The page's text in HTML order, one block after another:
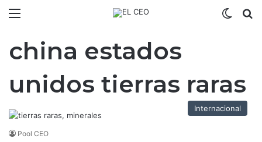
china estados
unidos tierras raras
Internacional
Pool CEO